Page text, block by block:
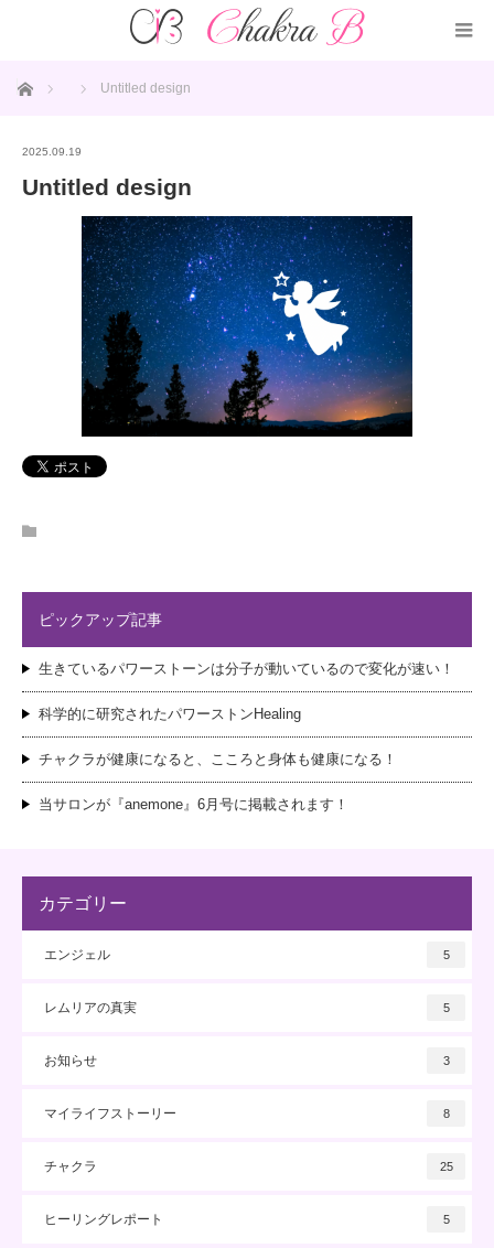
ホーム Untitled design
2025.09.19
Untitled design
ピックアップ記事
生きているパワーストーンは分子が動いているので変化が速い！
科学的に研究されたパワーストンHealing
チャクラが健康になると、こころと身体も健康になる！
当サロンが『anemone』6月号に掲載されます！
カテゴリー
エンジェル 5
レムリアの真実 5
お知らせ 3
マイライフストーリー 8
チャクラ 25
ヒーリングレポート 5